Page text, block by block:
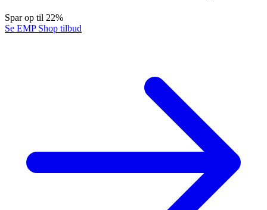
Spar op til 22%
Se EMP Shop tilbud